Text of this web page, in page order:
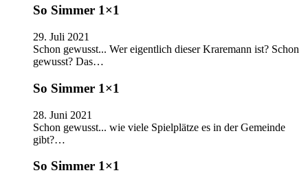
So Simmer 1×1
29. Juli 2021
Schon gewusst... Wer eigentlich dieser Kraremann ist? Schon
gewusst? Das…
So Simmer 1×1
28. Juni 2021
Schon gewusst... wie viele Spielplätze es in der Gemeinde
gibt?…
So Simmer 1×1